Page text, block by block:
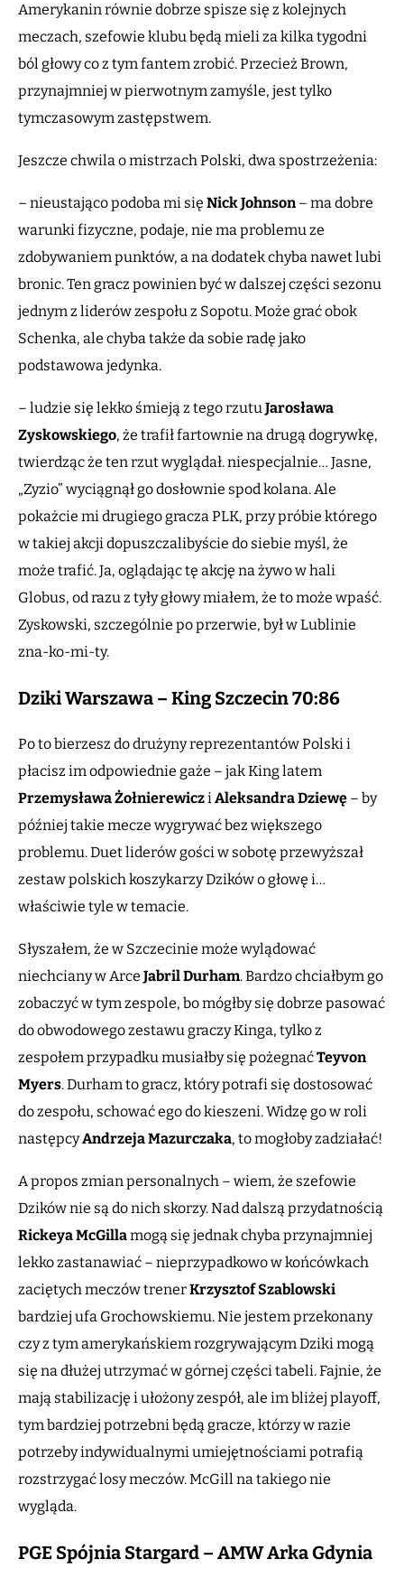
Amerykanin równie dobrze spisze się z kolejnych
meczach, szefowie klubu będą mieli za kilka tygodni
ból głowy co z tym fantem zrobić. Przecież Brown,
przynajmniej w pierwotnym zamyśle, jest tylko
tymczasowym zastępstwem.
Jeszcze chwila o mistrzach Polski, dwa spostrzeżenia:
– nieustająco podoba mi się Nick Johnson– ma dobre
warunki fizyczne, podaje, nie ma problemu ze
zdobywaniem punktów, a na dodatek chyba nawet lubi
bronic. Ten gracz powinien być w dalszej części sezonu
jednym z liderów zespołu z Sopotu. Może grać obok
Schenka, ale chyba także da sobie radę jako
podstawowa jedynka.
– ludzie się lekko śmieją z tego rzutuJarosława
Zyskowskiego, że trafił fartownie na drugą dogrywkę,
twierdząc że ten rzut wyglądał. niespecjalnie… Jasne,
„Zyzio” wyciągnął go dosłownie spod kolana. Ale
pokażcie mi drugiego gracza PLK, przy próbie którego
w takiej akcji dopuszczalibyście do siebie myśl, że
może trafić. Ja, oglądając tę akcję na żywo w hali
Globus, od razu z tyły głowy miałem, że to może wpaść.
Zyskowski, szczególnie po przerwie, był w Lublinie
zna-ko-mi-ty.
Dziki Warszawa – King Szczecin 70:86
Po to bierzesz do drużyny reprezentantów Polski i
płacisz im odpowiednie gaże – jak King latem
PrzemysławaŻołnierewicziAleksandra Dziewę – by
później takie mecze wygrywać bez większego
problemu. Duet liderów gości w sobotę przewyższał
zestaw polskich koszykarzy Dzików o głowę i…
właściwie tyle w temacie.
Słyszałem, że w Szczecinie może wylądować
niechciany w Arce Jabril Durham. Bardzo chciałbym go
zobaczyć w tym zespole, bo mógłby się dobrze pasować
do obwodowego zestawu graczy Kinga, tylko z
zespołem przypadku musiałby się pożegnaćTeyvon
Myers. Durham to gracz, który potrafi się dostosować
do zespołu, schować ego do kieszeni. Widzę go w roli
następcyAndrzeja Mazurczaka, to mogłoby zadziałać!
A propos zmian personalnych – wiem, że szefowie
Dzików nie są do nich skorzy. Nad dalszą przydatnością
RickeyaMcGillamogą się jednak chyba przynajmniej
lekko zastanawiać – nieprzypadkowo w końcówkach
zaciętych meczów trenerKrzysztof Szablowski
bardziej ufa Grochowskiemu. Nie jestem przekonany
czy z tym amerykańskiem rozgrywającym Dziki mogą
się na dłużej utrzymać w górnej części tabeli. Fajnie, że
mają stabilizację i ułożony zespół, ale im bliżej playoff,
tym bardziej potrzebni będą gracze, którzy w razie
potrzeby indywidualnymi umiejętnościami potrafią
rozstrzygać losy meczów. McGill na takiego nie
wygląda.
PGE Spójnia Stargard – AMW Arka Gdynia